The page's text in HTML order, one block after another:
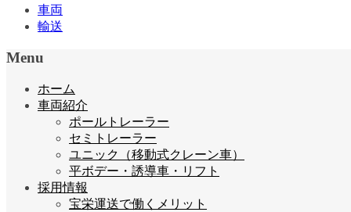
車両
輸送
Menu
ホーム
車両紹介
ポールトレーラー
セミトレーラー
ユニック（移動式クレーン車）
平ボデー・誘導車・リフト
採用情報
宝栄運送で働くメリット